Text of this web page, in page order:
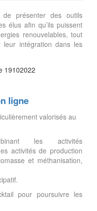
présenter des outils
élus afin qu’ils puissent
renouvelables, tout
intégration dans les
ligne
valorisés au
les activités
activités de production
et méthanisation,
pour poursuivre les